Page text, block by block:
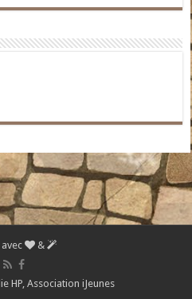
&
HP, Association iJeunes